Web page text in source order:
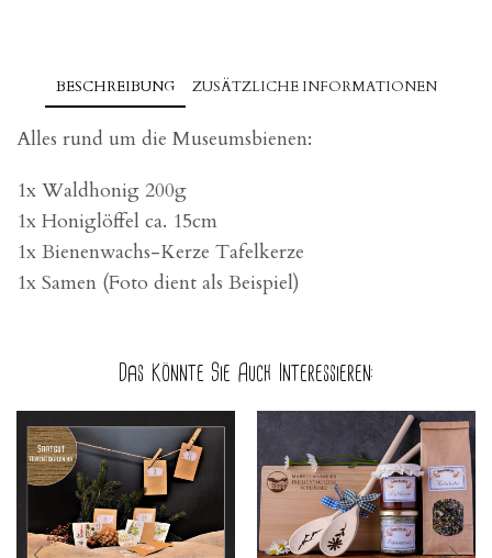
BESCHREIBUNG ZUSÄTZLICHE INFORMATIONEN
Alles rund um die Museumsbienen:
1x Waldhonig 200g
1x Honiglöffel ca. 15cm
1x Bienenwachs-Kerze Tafelkerze
1x Samen (Foto dient als Beispiel)
Das Könnte Sie Auch Interessieren: